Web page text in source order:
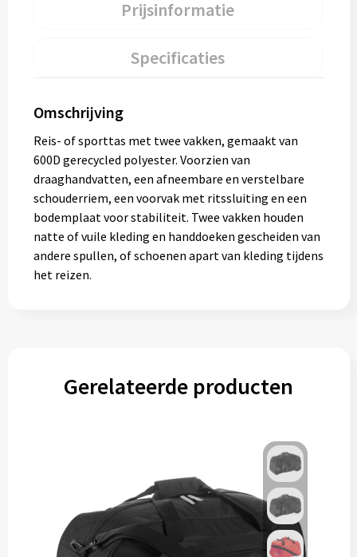
Prijsinformatie
Specificaties
Omschrijving
Reis- of sporttas met twee vakken, gemaakt van
600D gerecycled polyester. Voorzien van
draaghandvatten, een afneembare en verstelbare
schouderriem, een voorvak met ritssluiting en een
bodemplaat voor stabiliteit. Twee vakken houden
natte of vuile kleding en handdoeken gescheiden van
andere spullen, of schoenen apart van kleding tijdens
het reizen.
Gerelateerde producten